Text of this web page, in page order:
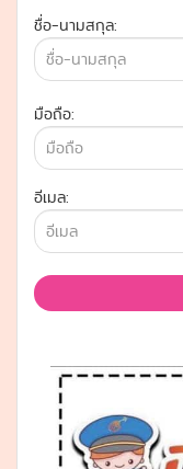
ชื่อ-นามสกุล:
มือถือ:
อีเมล: